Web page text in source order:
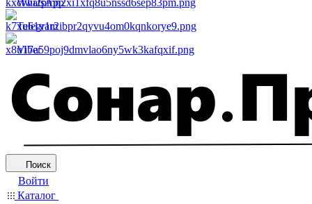
WhatsApp
Telegram
Viber
Поиск
Войти
Каталог